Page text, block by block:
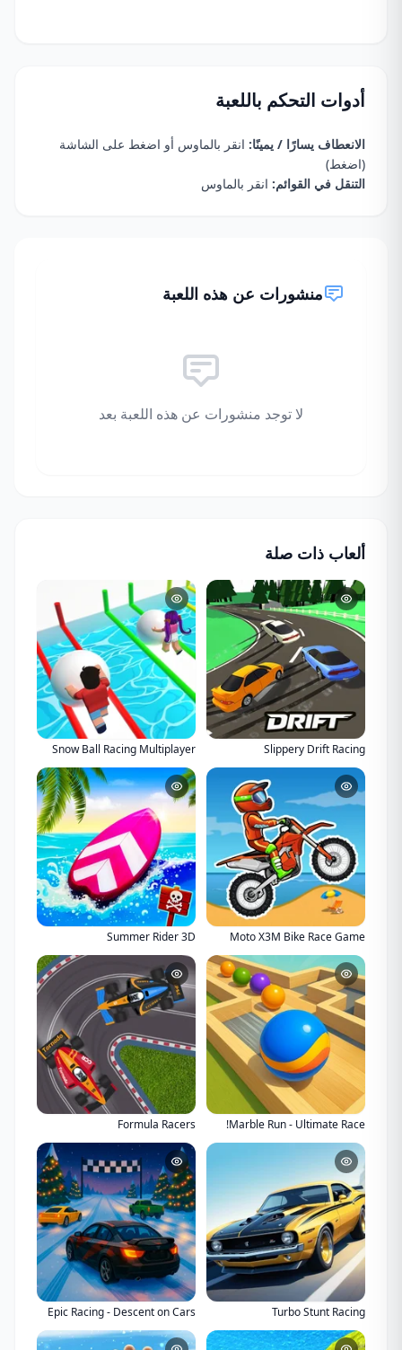
أدوات التحكم باللعبة
الانعطاف يسارًا / يمينًا: انقر بالماوس أو اضغط على الشاشة
(اضغط)
التنقل في القوائم: انقر بالماوس
منشورات عن هذه اللعبة
لا توجد منشورات عن هذه اللعبة بعد
ألعاب ذات صلة
Slippery Drift Racing
Snow Ball Racing Multiplayer
Moto X3M Bike Race Game
Summer Rider 3D
Marble Run - Ultimate Race!
Formula Racers
Turbo Stunt Racing
Epic Racing - Descent on Cars